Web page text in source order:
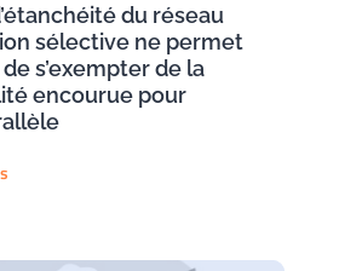
du réseau
sélective ne permet
s’exempter de la
encourue pour